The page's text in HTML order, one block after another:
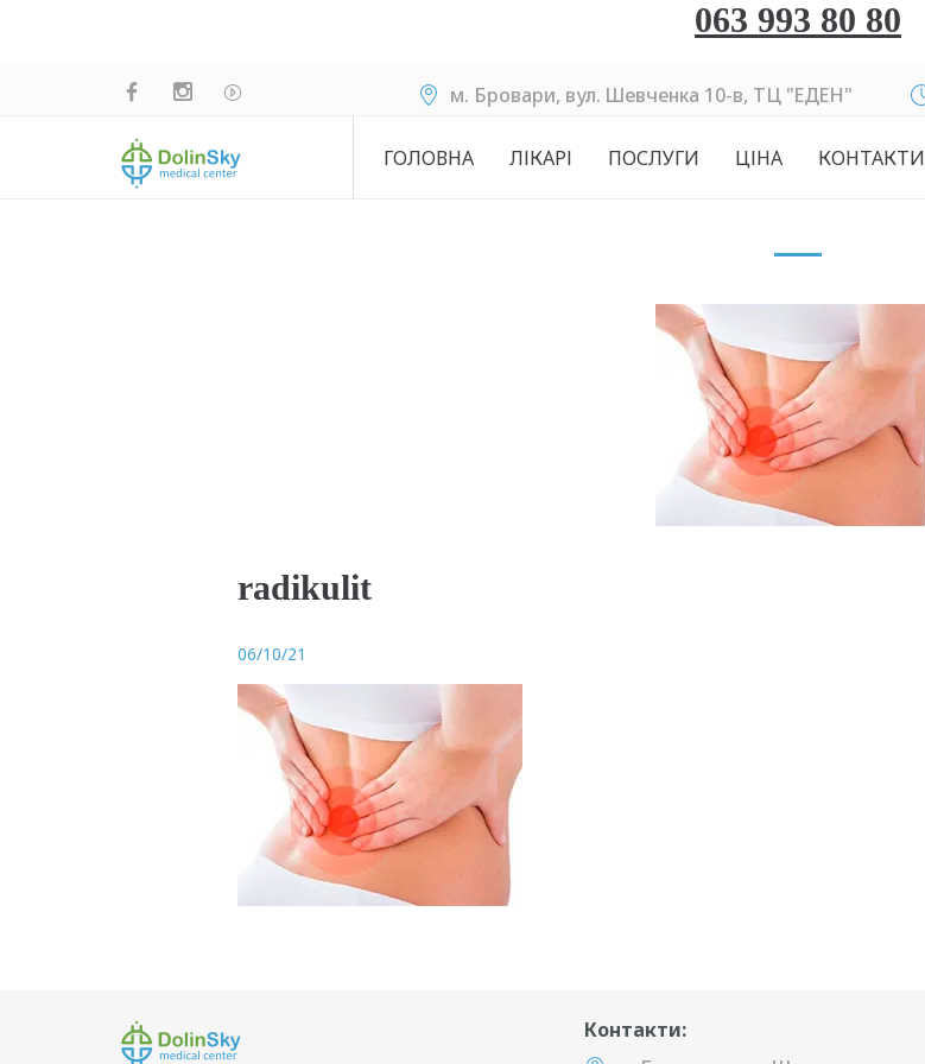
063 993 80 80
м. Бровари, вул. Шевченка 10-в, ТЦ "ЕДЕН"
ГОЛОВНА ЛІКАРІ ПОСЛУГИ ЦІНА КОНТАКТИ
radikulit
06/10/21
Контакти: